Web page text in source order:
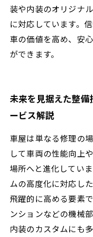
装や内装のオリジナ
に対応しています。
車の価値を高め、安
ができます。
未来を見据えた整
ービス解説
車屋は単なる修理の
して車両の性能向上
場所へと進化してい
ムの高度化に対応し
飛躍的に高める要素
ンションなどの機械
内装のカスタムにも